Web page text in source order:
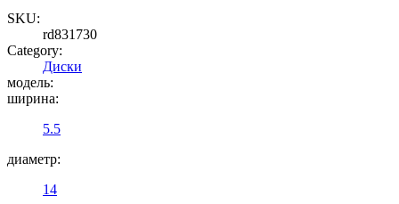
SKU:
rd831730
Category:
Диски
модель:
ширина:
5.5
диаметр:
14